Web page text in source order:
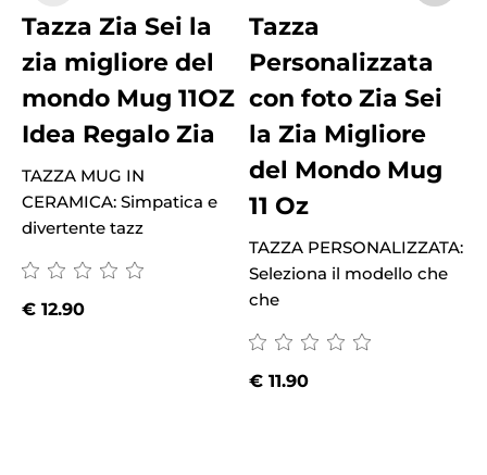
Tazza Zia Sei la
zia migliore del
mondo Mug 11OZ
Idea Regalo Zia
TAZZA MUG IN
CERAMICA: Simpatica e
divertente tazz
€12.90
Tazza
Personalizzata
con foto Zia Sei
la Zia Migliore
del Mondo Mug
11 Oz
TAZZA PERSONALIZZATA:
Seleziona il modello che
che
€ 11.90